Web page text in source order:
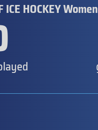
ICE HOCKEY